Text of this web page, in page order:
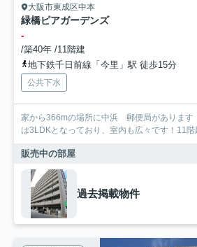
大阪市東成区中本
緑橋ピアガーデンズ
-
/築40年 /11階建
地下鉄千日前線「今里」駅 徒歩15分
公共下水
家から366mの場所に中浜 郵便局があります
は3LDKとなっており、室内も広々です！11階
販売中の部屋
過去掲載物件